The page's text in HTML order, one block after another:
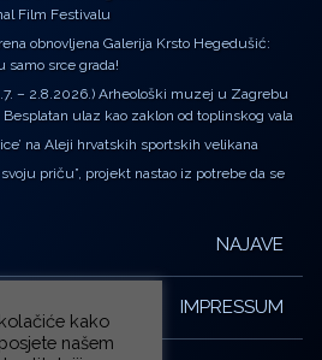
Film Festivalu
obnovljena Galerija Krsto Hegedušić:
srce grada!
– 2.8.2026.) Arheološki muzej u Zagrebu
Besplatan ulaz kao zaklon od toplinskog vala
na Aleji hrvatskih sportskih velikana
priču”, projekt nastao iz potrebe da se
NAJAVE
IMPRESSUM
kako
našem